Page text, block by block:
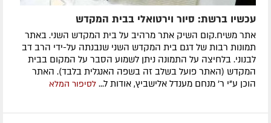
עכשיו ברשת: סיור וירטואלי בבית המקדש
אתר משיח.קום השיק אתר מרהיב על בית המקדש השני. באתר
תמונות רבות של דגם בית המקדש השני שנבנתה על-ידי הרב דב
לבנוני. בלחיצה על התמונה ניתן לשמוע הסבר על המקום בבית
המקדש (האתר פועל בשלב זה בשפה האנגלית בלבד). האתר
הוכן ע"י ר' מנחם מענדל אלישביץ, אודות ל... לסיפור המלא